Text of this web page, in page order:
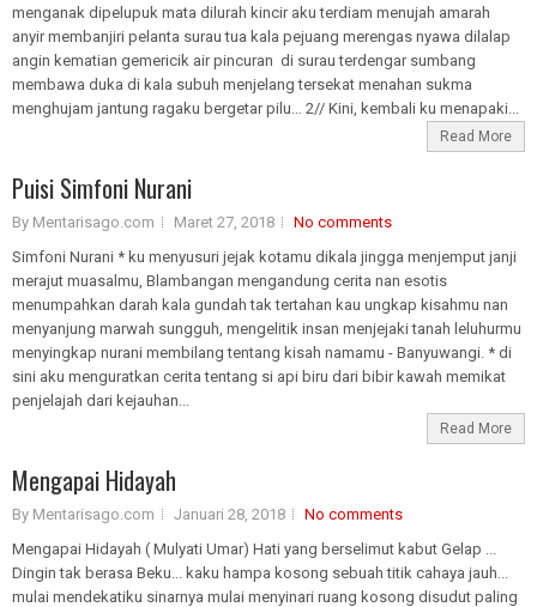
menganak dipelupuk mata dilurah kincir aku terdiam menujah amarah
anyir membanjiri pelanta surau tua kala pejuang merengas nyawa dilalap
angin kematian gemericik air pincuran di surau terdengar sumbang
membawa duka di kala subuh menjelang tersekat menahan sukma
menghujam jantung ragaku bergetar pilu… 2// Kini, kembali ku menapaki...
Read More
Puisi Simfoni Nurani
By Mentarisago.com Maret 27, 2018
No comments
Simfoni Nurani * ku menyusuri jejak kotamu dikala jingga menjemput janji
merajut muasalmu, Blambangan mengandung cerita nan esotis
menumpahkan darah kala gundah tak tertahan kau ungkap kisahmu nan
menyanjung marwah sungguh, mengelitik insan menjejaki tanah leluhurmu
menyingkap nurani membilang tentang kisah namamu - Banyuwangi. * di
sini aku menguratkan cerita tentang si api biru dari bibir kawah memikat
penjelajah dari kejauhan...
Read More
Mengapai Hidayah
By Mentarisago.com Januari 28, 2018
No comments
Mengapai Hidayah ( Mulyati Umar) Hati yang berselimut kabut Gelap ...
Dingin tak berasa Beku... kaku hampa kosong sebuah titik cahaya jauh...
mulai mendekatiku sinarnya mulai menyinari ruang kosong disudut paling